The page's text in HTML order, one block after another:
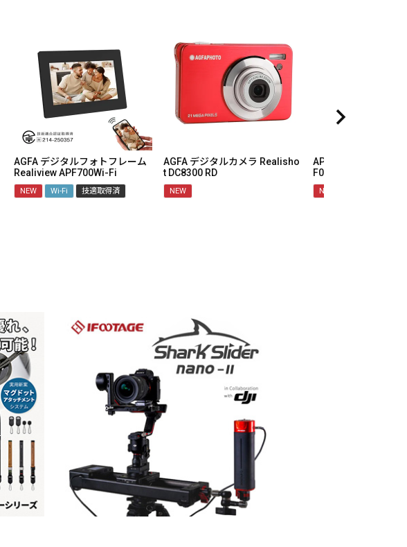
AGFA デジタルフォトフレーム
Realiview APF700Wi-Fi
NEW Wi-Fi 技適取得済
AGFA デジタルカメラ Realisho
t DC8300 RD
NEW
APEXEL 双眼鏡ホル
F007 BinoClamp Pro
NEW